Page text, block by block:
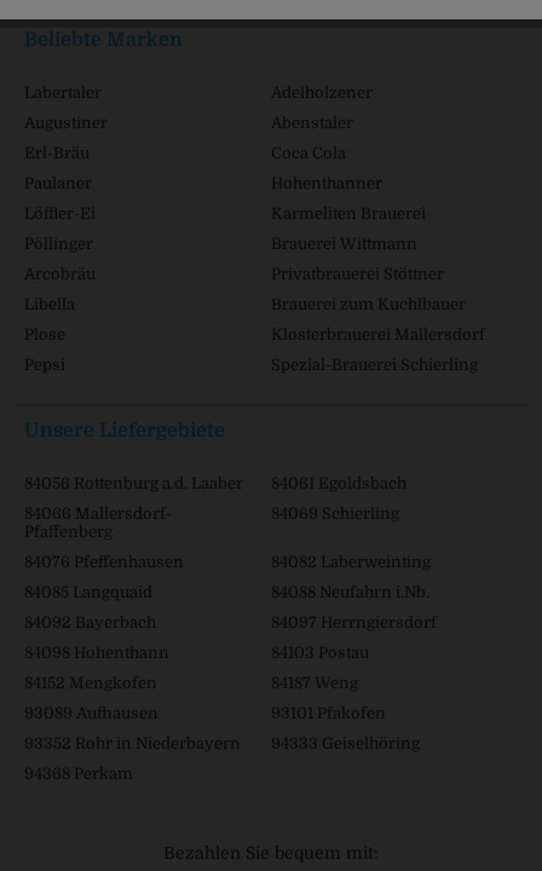
Beliebte Marken
Labertaler
Adelholzener
Augustiner
Abenstaler
Erl-Bräu
Coca Cola
Paulaner
Hohenthanner
Löffler-Ei
Karmeliten Brauerei
Pöllinger
Brauerei Wittmann
Arcobräu
Privatbrauerei Stöttner
Libella
Brauerei zum Kuchlbauer
Plose
Klosterbrauerei Mallersdorf
Pepsi
Spezial-Brauerei Schierling
Unsere Liefergebiete
84056 Rottenburg a.d. Laaber
84061 Egoldsbach
84066 Mallersdorf-
Pfaffenberg
84069 Schierling
84076 Pfeffenhausen
84082 Laberweinting
84085 Langquaid
84088 Neufahrn i.Nb.
84092 Bayerbach
84097 Herrngiersdorf
84098 Hohenthann
84103 Postau
84152 Mengkofen
84187 Weng
93089 Aufhausen
93101 Pfakofen
93352 Rohr in Niederbayern
94333 Geiselhöring
94368 Perkam
Bezahlen Sie bequem mit: